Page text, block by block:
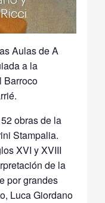
Aulas de A
a la
Barroco
obras de la
Stampalia.
XVI y XVIII
de la
por grandes
Luca Giordano